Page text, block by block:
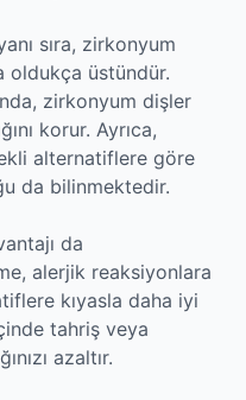
sıra, zirkonyum
oldukça üstündür.
zirkonyum dişler
korur. Ayrıca,
alternatiflere göre
da bilinmektedir.
da
alerjik reaksiyonlara
kıyasla daha iyi
tahriş veya
azaltır.